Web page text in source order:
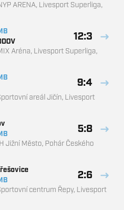
ARENA, Livesport Superliga,
12:3
Aréna, Livesport Superliga,
9:4
areál Jičín, Livesport
5:8
Jižní Město, Pohár Českého
2:6
centrum Řepy, Livesport